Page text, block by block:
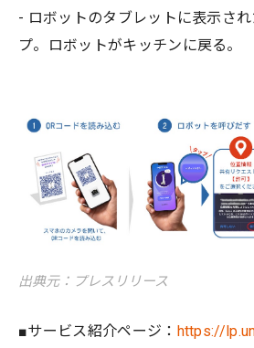
- ロボットのタブレットに表示さ
プ。ロボットがキッチンに戻る。
出典元：プレスリリース
■サービス紹介ページ： https://